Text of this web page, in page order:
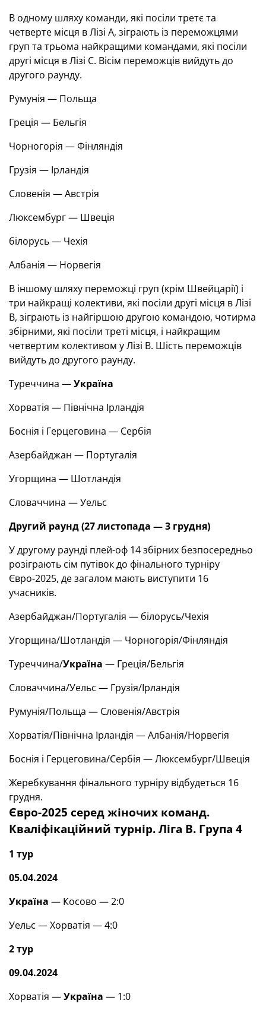
В одному шляху команди, які посіли третє та
четверте місця в Лізі А, зіграють із переможцями
груп та трьома найкращими командами, які посіли
другі місця в Лізі С. Вісім переможців вийдуть до
другого раунду.
Румунія — Польща
Греція — Бельгія
Чорногорія — Фінляндія
Грузія — Ірландія
Словенія — Австрія
Люксембург — Швеція
білорусь — Чехія
Албанія — Норвегія
В іншому шляху переможці груп (крім Швейцарії) і
три найкращі колективи, які посіли другі місця в Лізі
B, зіграють із найгіршою другою командою, чотирма
збірними, які посіли треті місця, і найкращим
четвертим колективом у Лізі B. Шість переможців
вийдуть до другого раунду.
Туреччина —Україна
Хорватія — Північна Ірландія
Боснія і Герцеговина — Сербія
Азербайджан — Португалія
Угорщина — Шотландія
Словаччина — Уельс
Другий раунд (27 листопада — 3 грудня)
У другому раунді плей-оф 14 збірних безпосередньо
розіграють сім путівок до фінального турніру
Євро-2025, де загалом мають виступити 16
учасників.
Азербайджан/Португалія — білорусь/Чехія
Угорщина/Шотландія — Чорногорія/Фінляндія
Туреччина/Україна — Греція/Бельгія
Словаччина/Уельс — Грузія/Ірландія
Румунія/Польща — Словенія/Австрія
Хорватія/Північна Ірландія — Албанія/Норвегія
Боснія і Герцеговина/Сербія — Люксембург/Швеція
Жеребкування фінального турніру відбудеться 16
грудня.
Євро-2025 серед жіночих команд.
Кваліфікаційний турнір. Ліга В. Група 4
1 тур
05.04.2024
Україна — Косово — 2:0
Уельс — Хорватія — 4:0
2 тур
09.04.2024
Хорватія —Україна — 1:0